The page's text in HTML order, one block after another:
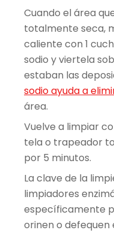
Cuando el área
totalmente seca,
caliente con 1
sodio y viertela
estaban las
sodio ayuda a
área.
Vuelve a limpiar
tela o trapeador
por 5 minutos.
La clave de la
limpiadores
específicamente
orinen o defequen